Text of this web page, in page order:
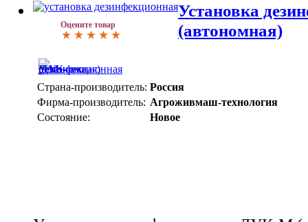
Оцените товар
Установка
(автономная)
Страна-производитель: Россия
Фирма-производитель: Агроживмаш-технология
Состояние:
Новое